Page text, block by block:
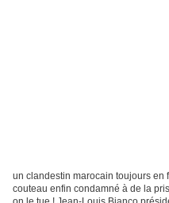
un clandestin marocain toujours en
couteau enfin condamné à de la